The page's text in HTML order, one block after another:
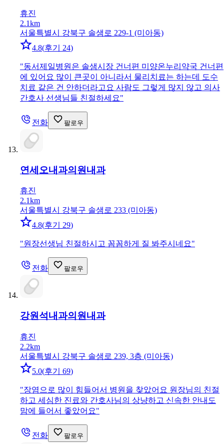
휴진
2.1km
서울특별시 강북구 솔샘로 229-1 (미아동)
4.8(후기 24)
"동서제일병원은 솔샘시장 건너편 미양온누리약국 건너편
에 있어요 많이 큰곳이 아니라서 물리치료는 하는데 도수
치료 같은 건 안하더라고요 사람도 그렇게 많지 않고 의사
간호사 선생님들 친절하세요"
전화 팔로우
연세오내과의원 내과
휴진
2.1km
서울특별시 강북구 솔샘로 233 (미아동)
4.8(후기 29)
"원장선생님 친절하시고 꼼꼼하게 질 봐주시네요"
전화 팔로우
강원석내과의원 내과
휴진
2.2km
서울특별시 강북구 솔샘로 239, 3층 (미아동)
5.0(후기 69)
"장염으로 많이 힘들어서 병원을 찾았어요 원장님의 친절
하고 세심한 진료와 간호사님의 상냥하고 신속한 안내도
맘에 들어서 좋았어요"
전화 팔로우